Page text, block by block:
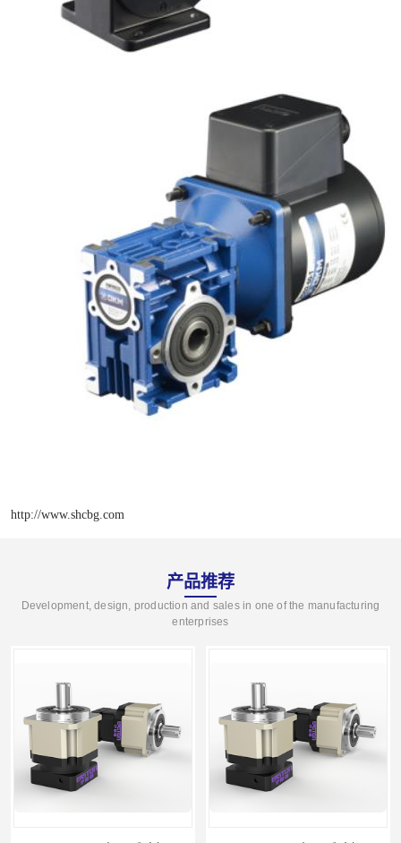
http://www.shcbg.com
产品推荐
Development, design, production and sales in one of the manufacturing
enterprises